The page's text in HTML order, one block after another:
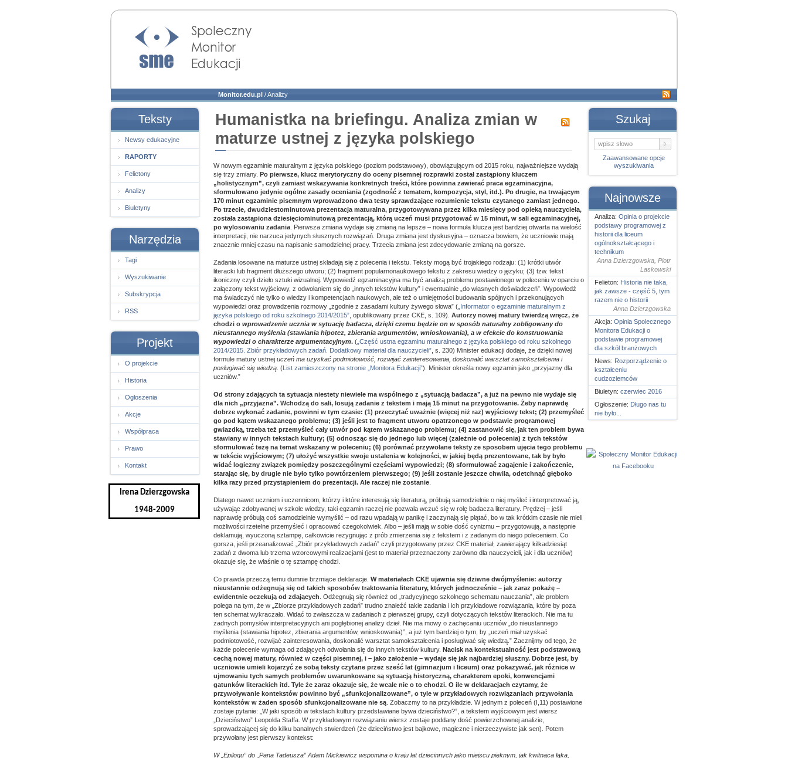
Społeczny Monitor
Edukacji
Monitor.edu.pl /Analizy
Teksty
Newsy edukacyjne
RAPORTY
Felietony
Analizy
Biuletyny
Narzędzia
Tagi
Wyszukiwanie
Subskrypcja
RSS
Projekt
O projekcie
Historia
Ogłoszenia
Akcje
Współpraca
Prawo
Kontakt
Irena Dzierzgowska
1948-2009
Humanistka na briefingu. Analiza zmian w
maturze ustnej z języka polskiego
W nowym egzaminie maturalnym z języka polskiego (poziom podstawowy), obowiązującym od 2015 roku, najważniejsze wydają
się trzy zmiany. Po pierwsze, klucz merytoryczny do oceny pisemnej rozprawki został zastąpiony kluczem
„holistycznym”, czyli zamiast wskazywania konkretnych treści, które powinna zawierać praca egzaminacyjna,
sformułowano jedynie ogólne zasady oceniania (zgodność z tematem, kompozycja, styl, itd.). Po drugie, na trwającym
170 minut egzaminie pisemnym wprowadzono dwa testy sprawdzające rozumienie tekstu czytanego zamiast jednego.
Po trzecie, dwudziestominutowa prezentacja maturalna, przygotowywana przez kilka miesięcy pod opieką nauczyciela,
została zastąpiona dziesięciominutową prezentacją, którą uczeń musi przygotować w 15 minut, w sali egzaminacyjnej,
po wylosowaniu zadania . Pierwsza zmiana wydaje się zmianą na lepsze – nowa formuła klucza jest bardziej otwarta na wielość
interpretacji, nie narzuca jedynych słusznych rozwiązań. Druga zmiana jest dyskusyjna – oznacza bowiem, że uczniowie mają
znacznie mniej czasu na napisanie samodzielnej pracy. Trzecia zmiana jest zdecydowanie zmianą na gorsze.
Zadania losowane na maturze ustnej składają się z polecenia i tekstu. Teksty mogą być trojakiego rodzaju: (1) krótki utwór
literacki lub fragment dłuższego utworu; (2) fragment popularnonaukowego tekstu z zakresu wiedzy o języku; (3) tzw. tekst
ikoniczny czyli dzieło sztuki wizualnej. Wypowiedź egzaminacyjna ma być analizą problemu postawionego w poleceniu w oparciu o
załączony tekst wyjściowy, z odwołaniem się do „innych tekstów kultury” i ewentualnie „do własnych doświadczeń”. Wypowiedź
ma świadczyć nie tylko o wiedzy i kompetencjach naukowych, ale też o umiejętności budowania spójnych i przekonujących
wypowiedzi oraz prowadzenia rozmowy „zgodnie z zasadami kultury żywego słowa” ( „Informator o egzaminie maturalnym z
języka polskiego od roku szkolnego 2014/2015” , opublikowany przez CKE, s. 109). Autorzy nowej matury twierdzą wręcz, że
chodzi o wprowadzenie ucznia w sytuację badacza, dzięki czemu będzie on w sposób naturalny zobligowany do
nieustannego myślenia (stawiania hipotez, zbierania argumentów, wnioskowania), a w efekcie do konstruowania
wypowiedzi o charakterze argumentacyjnym. ( „Część ustna egzaminu maturalnego z języka polskiego od roku szkolnego
2014/2015. Zbiór przykładowych zadań. Dodatkowy materiał dla nauczycieli” , s. 230) Minister edukacji dodaje, że dzięki nowej
formule matury ustnej uczeń ma uzyskać podmiotowość, rozwijać zainteresowania, doskonalić warsztat samokształcenia i
posługiwać się wiedzą . (List zamieszczony na stronie „Monitora Edukacji”). Minister określa nowy egzamin jako „przyjazny dla
uczniów.”
Od strony zdających ta sytuacja niestety niewiele ma wspólnego z „sytuacją badacza”, a już na pewno nie wydaje się
dla nich „przyjazna”. Wchodzą do sali, losują zadanie z tekstem i mają 15 minut na przygotowanie. Żeby naprawdę
dobrze wykonać zadanie, powinni w tym czasie: (1) przeczytać uważnie (więcej niż raz) wyjściowy tekst; (2) przemyśleć
go pod kątem wskazanego problemu; (3) jeśli jest to fragment utworu opatrzonego w podstawie programowej
gwiazdką, trzeba też przemyśleć cały utwór pod kątem wskazanego problemu; (4) zastanowić się, jak ten problem bywa
stawiany w innych tekstach kultury; (5) odnosząc się do jednego lub więcej (zależnie od polecenia) z tych tekstów
sformułować tezę na temat wskazany w poleceniu; (6) porównać przywołane teksty ze sposobem ujęcia tego problemu
w tekście wyjściowym; (7) ułożyć wszystkie swoje ustalenia w kolejności, w jakiej będą prezentowane, tak by było
widać logiczny związek pomiędzy poszczególnymi częściami wypowiedzi; (8) sformułować zagajenie i zakończenie,
starając się, by drugie nie było tylko powtórzeniem pierwszego; (9) jeśli zostanie jeszcze chwila, odetchnąć głęboko
kilka razy przed przystąpieniem do prezentacji. Ale raczej nie zostanie
Dlatego nawet uczniom i uczennicom, którzy i które interesują się literaturą, próbują samodzielnie o niej myśleć i interpretować ją,
używając zdobywanej w szkole wiedzy, taki egzamin raczej nie pozwala wczuć się w rolę badacza literatury. Prędzej – jeśli
naprawdę próbują coś samodzielnie wymyślić – od razu wpadają w panikę i zaczynają się plątać, bo w tak krótkim czasie nie mieli
możliwości rzetelne przemyśleć i opracować czegokolwiek. Albo – jeśli mają w sobie dość cynizmu – przygotowują, a następnie
deklamują, wyuczoną sztampę, całkowicie rezygnując z prób zmierzenia się z tekstem i z zadanym do niego poleceniem. Co
gorsza, jeśli przeanalizować „Zbiór przykładowych zadań” czyli przygotowany przez CKE materiał, zawierający kilkadziesiąt
zadań z dwoma lub trzema wzorcowymi realizacjami (jest to materiał przeznaczony zarówno dla nauczycieli, jak i dla uczniów)
okazuje się, że właśnie o tę sztampę chodzi.
Co prawda przeczą temu dumnie brzmiące deklaracje. W materiałach CKE ujawnia się dziwne dwójmyślenie: autorzy
nieustannie odżegnują się od takich sposobów traktowania literatury, których jednocześnie – jak zaraz pokażę –
ewidentnie oczekują od zdających . Odżegnują się również od „tradycyjnego szkolnego schematu nauczania”, ale problem
polega na tym, że w „Zbiorze przykładowych zadań” trudno znaleźć takie zadania i ich przykładowe rozwiązania, które by poza
ten schemat wykraczało. Widać to zwłaszcza w zadaniach z pierwszej grupy, czyli dotyczących tekstów literackich. Nie ma tu
żadnych pomysłów interpretacyjnych ani pogłębionej analizy dzieł. Nie ma mowy o zachęcaniu uczniów „do nieustannego
myślenia (stawiania hipotez, zbierania argumentów, wnioskowania)”, a już tym bardziej o tym, by „uczeń miał uzyskać
podmiotowość, rozwijać zainteresowania, doskonalić warsztat samokształcenia i posługiwać się wiedzą.” Zacznijmy od tego, że
każde polecenie wymaga od zdających odwołania się do innych tekstów kultury. Nacisk na kontekstualność jest podstawową
cechą nowej matury, również w części pisemnej, i – jako założenie – wydaje się jak najbardziej słuszny. Dobrze jest, by
uczniowie umieli kojarzyć ze sobą teksty czytane przez sześć lat (gimnazjum i liceum) oraz pokazywać, jak różnice w
ujmowaniu tych samych problemów uwarunkowane są sytuacją historyczną, charakterem epoki, konwencjami
gatunków literackich itd. Tyle że zaraz okazuje się, że wcale nie o to chodzi. O ile w deklaracjach czytamy, że
przywoływanie kontekstów powinno być „sfunkcjonalizowane”, o tyle w przykładowych rozwiązaniach przywołania
kontekstów w żaden sposób sfunkcjonalizowane nie są . Zobaczmy to na przykładzie. W jednym z poleceń (I,11) postawione
zostaje pytanie: „W jaki sposób w tekstach kultury przedstawiane bywa dzieciństwo?”, a tekstem wyjściowym jest wiersz
„Dzieciństwo” Leopolda Staffa. W przykładowym rozwiązaniu wiersz zostaje poddany dość powierzchownej analizie,
sprowadzającej się do kilku banalnych stwierdzeń (że dzieciństwo jest bajkowe, magiczne i nierzeczywiste jak sen). Potem
przywołany jest pierwszy kontekst:
W „Epilogu” do „Pana Tadeusza” Adam Mickiewicz wspomina o kraju lat dziecinnych jako miejscu pięknym, jak kwitnąca łąka,
Szukaj
Zaawansowane opcje
wyszukiwania
Najnowsze
Analiza: Opinia o projekcie
podstawy programowej z
historii dla liceum
ogólnokształcącego i
technikum
Anna Dzierzgowska, Piotr
Laskowski
Felieton: Historia nie taka,
jak zawsze - część 5, tym
razem nie o historii
Anna Dzierzgowska
Akcja: Opinia Spolecznego
Monitora Edukacji o
podstawie programowej
dla szkól branżowych
News: Rozporządzenie o
kształceniu
cudzoziemców
Biuletyn: czerwiec 2016
Ogłoszenie: Długo nas tu
nie było...